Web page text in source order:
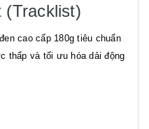
(Tracklist)
cao cấp 180g tiêu chuẩn
thấp và tối ưu hóa dải động